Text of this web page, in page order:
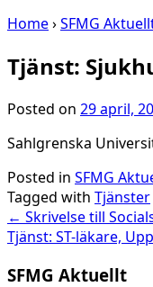
Home›SFMG
Tjänst:
Posted on 29 april,
Sahlgrenska
Posted in SFMG
Tagged with Tjänster
Post
navigation
← Skrivelse till
Tjänst: ST-läkare,
SFMG Aktuellt